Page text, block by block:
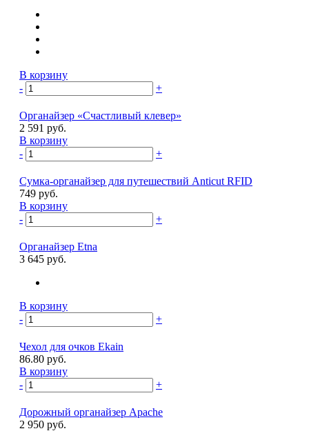
В корзину
-
+
Органайзер «Счастливый клевер»
2 591 руб.
В корзину
-
+
Сумка-органайзер для путешествий Anticut RFID
749 руб.
В корзину
-
+
Органайзер Etna
3 645 руб.
В корзину
-
+
Чехол для очков Ekain
86.80 руб.
В корзину
-
+
Дорожный органайзер Apache
2 950 руб.